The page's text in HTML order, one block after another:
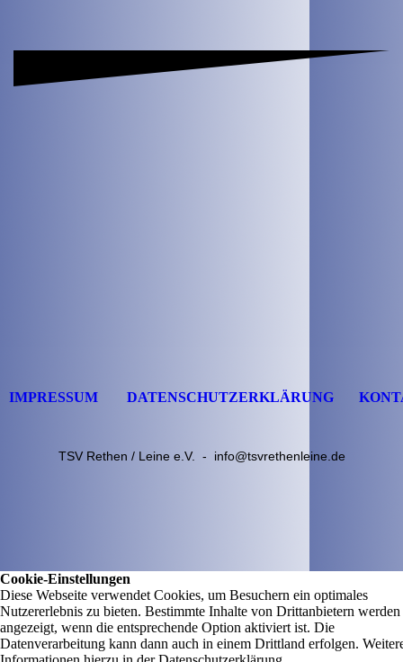
IMPRESSUM DATENSCHUTZERKLÄRUNG
TSV Rethen / Leine e.V. - info@tsvrethenleine.de
Cookie-Einstellungen
Diese Webseite verwendet Cookies, um Besuchern ein optimales
Nutzererlebnis zu bieten. Bestimmte Inhalte von Drittanbietern
angezeigt, wenn die entsprechende Option aktiviert ist. Die
Datenverarbeitung kann dann auch in einem Drittland erfolgen.